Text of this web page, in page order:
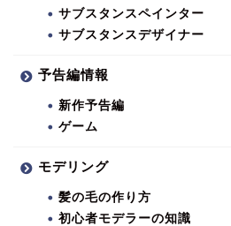
サブスタンスペインター
サブスタンスデザイナー
予告編情報
新作予告編
ゲーム
モデリング
髪の毛の作り方
初心者モデラーの知識